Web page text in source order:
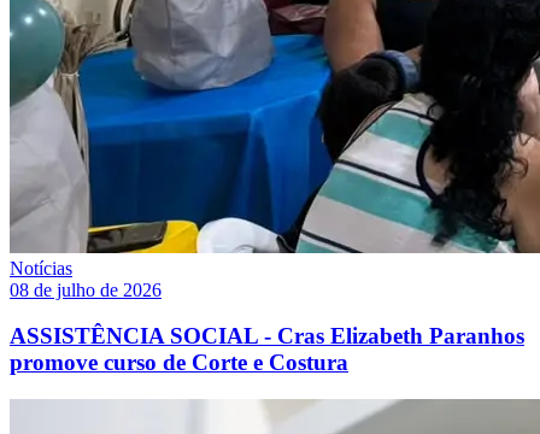
Notícias
08 de julho de 2026
ASSISTÊNCIA SOCIAL - Cras Elizabeth Paranhos
promove curso de Corte e Costura